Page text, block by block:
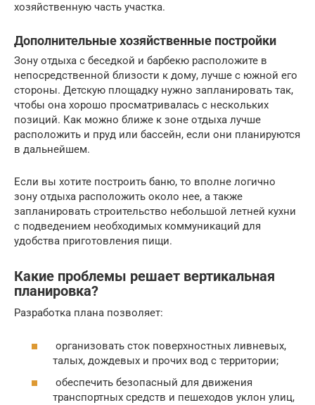
хозяйственную часть участка.
Дополнительные хозяйственные постройки
Зону отдыха с беседкой и барбекю расположите в
непосредственной близости к дому, лучше с южной его
стороны. Детскую площадку нужно запланировать так,
чтобы она хорошо просматривалась с нескольких
позиций. Как можно ближе к зоне отдыха лучше
расположить и пруд или бассейн, если они планируются
в дальнейшем.
Если вы хотите построить баню, то вполне логично
зону отдыха расположить около нее, а также
запланировать строительство небольшой летней кухни
с подведением необходимых коммуникаций для
удобства приготовления пищи.
Какие проблемы решает вертикальная
планировка?
Разработка плана позволяет:
организовать сток поверхностных ливневых,
талых, дождевых и прочих вод с территории;
обеспечить безопасный для движения
транспортных средств и пешеходов уклон улиц,